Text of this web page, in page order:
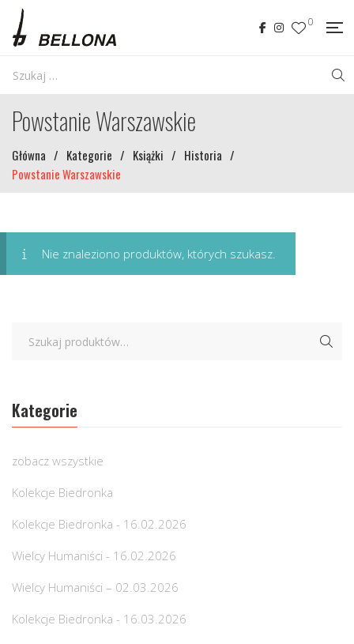
0
Powstanie Warszawskie
Główna / Kategorie / Książki / Historia /
Powstanie Warszawskie
Nie znaleziono produktów, których szukasz.
Kategorie
zobacz wszystkie
Kolekcje Biedronka
Kolekcje Biedronka - 16.02.2026
Wielcy Humaniści - 16.02.2026
Wielcy Humaniści – 02.03.2026
Kolekcje Biedronka - 16.03.2026